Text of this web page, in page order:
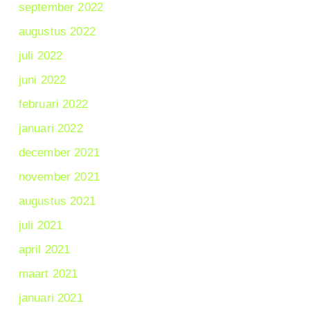
september 2022
augustus 2022
juli 2022
juni 2022
februari 2022
januari 2022
december 2021
november 2021
augustus 2021
juli 2021
april 2021
maart 2021
januari 2021